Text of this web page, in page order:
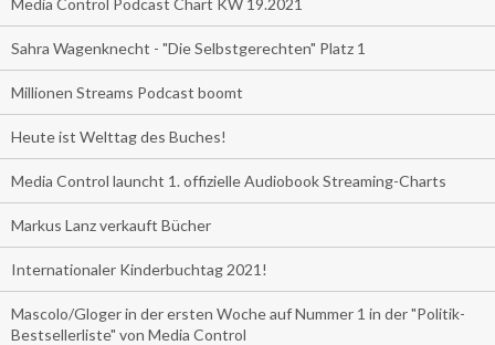
Sahra Wagenknecht - "Die Selbstgerechten" Platz 1
Millionen Streams Podcast boomt
Heute ist Welttag des Buches!
Media Control launcht 1. offizielle Audiobook Streaming-Charts
Markus Lanz verkauft Bücher
Internationaler Kinderbuchtag 2021!
Mascolo/Gloger in der ersten Woche auf Nummer 1 in der "Politik-
Bestsellerliste" von Media Control